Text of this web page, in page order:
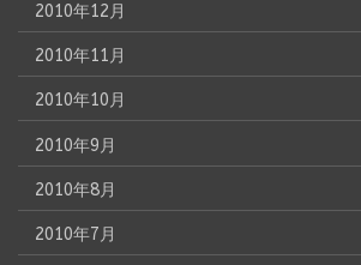
2010年12月
2010年11月
2010年10月
2010年9月
2010年8月
2010年7月